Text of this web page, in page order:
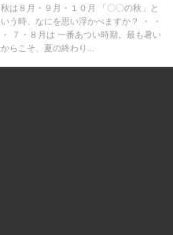
秋は８月・９月・１０月 「〇〇の秋」と
いう時、なにを思い浮かべますか？ ・ ・
・ ７・８月は 一番あつい時期。最も暑い
からこそ、夏の終わり...